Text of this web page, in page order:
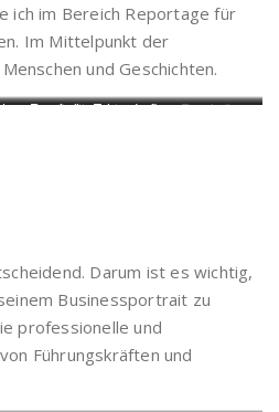
ich im Bereich Reportage für
Im Mittelpunkt der
und Geschichten.
Stellwerkhäuschen Reuth (b.
Reuth (b. Erbendorf)
Darum ist es wichtig,
Businessportrait zu
professionelle und
Führungskräften und